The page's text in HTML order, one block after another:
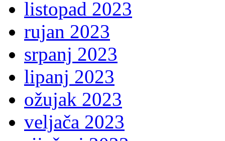
listopad 2023
rujan 2023
srpanj 2023
lipanj 2023
ožujak 2023
veljača 2023